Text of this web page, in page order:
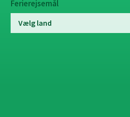
Ferierejsemål
Vælg land